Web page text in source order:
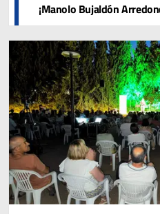
¡Manolo Bujaldón